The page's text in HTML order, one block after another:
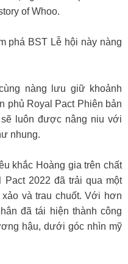
of Whoo.
phá BST Lễ hội này nàng
nàng lưu giữ khoảnh
phủ Royal Pact Phiên bản
luôn được nâng niu với
nhung.
khắc Hoàng gia trên chất
Pact 2022 đã trải qua một
và trau chuốt. Với hơn
đã tái hiện thành công
hậu, dưới góc nhìn mỹ